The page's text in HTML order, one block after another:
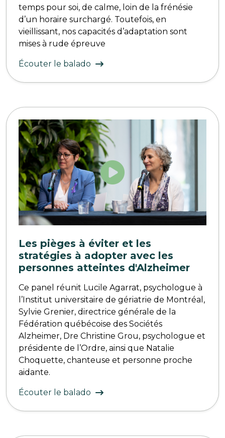
temps pour soi, de calme, loin de la frénésie
d’un horaire surchargé. Toutefois, en
vieillissant, nos capacités d’adaptation sont
mises à rude épreuve
Écouter le balado
Les pièges à éviter et les
stratégies à adopter avec les
personnes atteintes d'Alzheimer
Ce panel réunit Lucile Agarrat, psychologue à
l’Institut universitaire de gériatrie de Montréal,
Sylvie Grenier, directrice générale de la
Fédération québécoise des Sociétés
Alzheimer, Dre Christine Grou, psychologue et
présidente de l’Ordre, ainsi que Natalie
Choquette, chanteuse et personne proche
aidante.
Écouter le balado